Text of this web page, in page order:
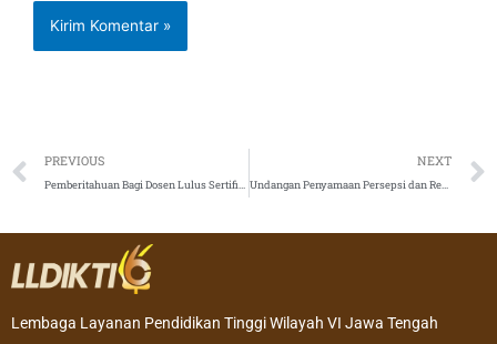
Prev
PREVIOUS
Pemberitahuan Bagi Dosen Lulus Sertifikasi Dosen Tahun 2020
NEXT
Undangan Penyamaan Persepsi dan Rekrutmen Calon Asesor BKD LLDIKTI WIlayah VI Tahun 2020
Lembaga Layanan Pendidikan Tinggi Wilayah VI Jawa Tengah